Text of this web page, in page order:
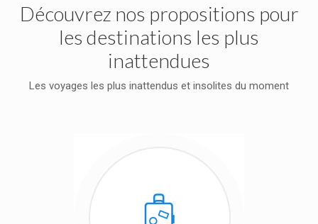
Découvrez nos propositions pour
les destinations les plus
inattendues
Les voyages les plus inattendus et insolites du moment